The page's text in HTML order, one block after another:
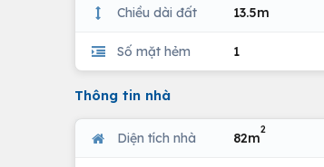
Chiều dài đất 13.5m
Số mặt hẻm 1
Thông tin nhà
Diện tích nhà 82m
2